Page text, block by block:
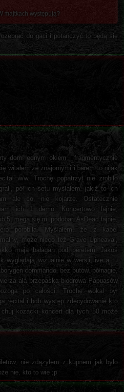
majtkach występują?
do gaci i potańczyć to będą się
dom jednym okiem i fragmentycznie
witałem ze znajomymi i barem to nijak
w/w. Trochę popatrzył nie zrobiło
pół ich setu myślałem, jakiż to ich
ale co, nie kojarzę. Ostatecznie
ich 1 demo. Koncertowo fajnie,
5, mega się mi podobał. AsDead fajnie,
porobiła. Myślałem, że z kapel
może nieco też Grave Upheaval,
maja bałagan pod beretem. Jakoś
wyglądają wizualnie w wersji live a tu
commando, bez butów, półnagie,
ala przepaska biodrowa Papuasów
po całości. Trochę wokal był
recital i bdb występ zdecydowanie kto
kozacki koncert dla tych 50 może
nie zdążyłem z kupnem jak było
nie, kto to wie ;p